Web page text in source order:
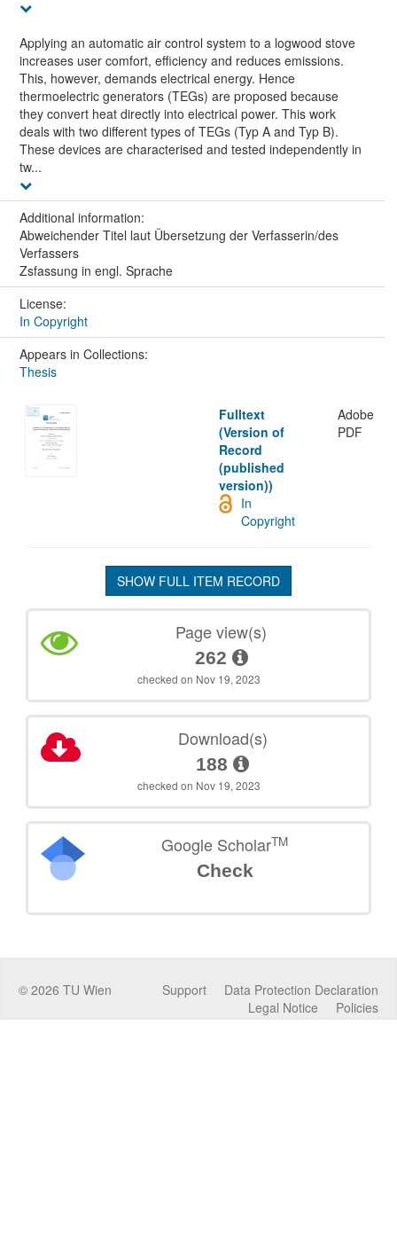
Applying an automatic air control system to a logwood stove
increases user comfort, efficiency and reduces emissions.
This, however, demands electrical energy. Hence
thermoelectric generators (TEGs) are proposed because
they convert heat directly into electrical power. This work
deals with two different types of TEGs (Typ A and Typ B).
These devices are characterised and tested independently in
tw...
Additional information:
Abweichender Titel laut Übersetzung der Verfasserin/des
Verfassers
Zsfassung in engl. Sprache
License:
In Copyright
Appears in Collections:
Thesis
Fulltext
(Version of
Record
(published
version))
Adobe
PDF
In
Copyright
SHOW FULL ITEM RECORD
Page view(s)
262
checked on Nov 19, 2023
Download(s)
188
checked on Nov 19, 2023
Google ScholarTM
Check
© 2026 TU Wien Data Protection Declaration
Support
Policies
Legal Notice